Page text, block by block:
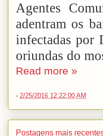
Agentes
adentram os
infectadas por
oriundas do
Read more »
- 2/25/2016 12:22:00 AM
Postagens mais